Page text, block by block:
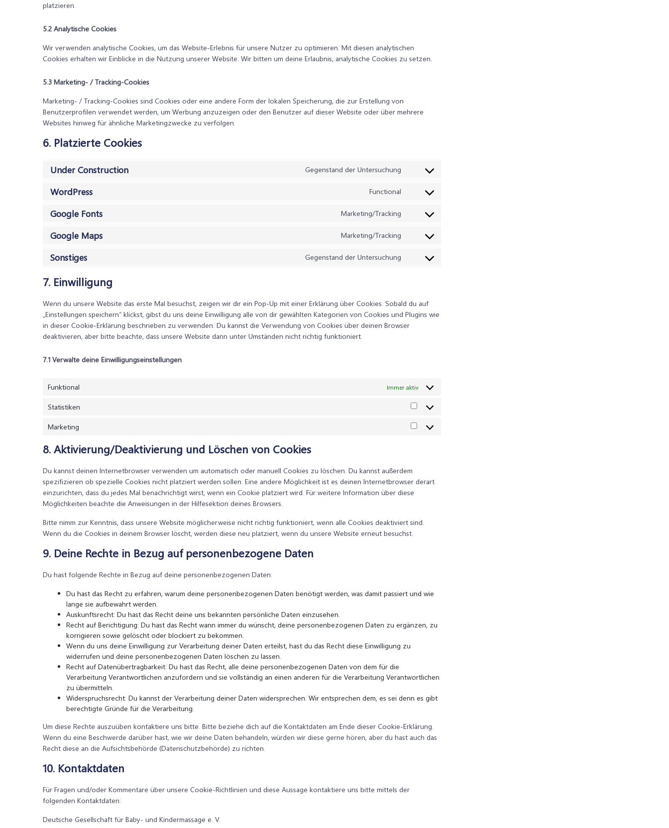
platzieren.
5.2 Analytische Cookies
Wir verwenden analytische Cookies, um das Website-Erlebnis für unsere Nutzer zu optimieren. Mit diesen analytischen
Cookies erhalten wir Einblicke in die Nutzung unserer Website. Wir bitten um deine Erlaubnis, analytische Cookies zu setzen.
5.3 Marketing- / Tracking-Cookies
Marketing- / Tracking-Cookies sind Cookies oder eine andere Form der lokalen Speicherung, die zur Erstellung von
Benutzerprofilen verwendet werden, um Werbung anzuzeigen oder den Benutzer auf dieser Website oder über mehrere
Websites hinweg für ähnliche Marketingzwecke zu verfolgen.
6. Platzierte Cookies
Under Construction Gegenstand der Untersuchung
Consent
service
construction
WordPress Functional
Consent
service
Google Fonts Marketing/Tracking
Consent
service
Google Maps Marketing/Tracking
Consent
service
Sonstiges Gegenstand der Untersuchung
Consent
7. Einwilligung
Wenn du unsere Website das erste Mal besuchst, zeigen wir dir ein Pop-Up mit einer Erklärung über Cookies. Sobald du auf
„Einstellungen speichern“ klickst, gibst du uns deine Einwilligung alle von dir gewählten Kategorien von Cookies und Plugins wie
in dieser Cookie-Erklärung beschrieben zu verwenden. Du kannst die Verwendung von Cookies über deinen Browser
deaktivieren, aber bitte beachte, dass unsere Website dann unter Umständen nicht richtig funktioniert.
7.1 Verwalte deine Einwilligungseinstellungen
Funktional Immer aktiv
Statistiken
Statistiken
Marketing
Marketing
8. Aktivierung/Deaktivierung und Löschen von Cookies
Du kannst deinen Internetbrowser verwenden um automatisch oder manuell Cookies zu löschen. Du kannst außerdem
spezifizieren ob spezielle Cookies nicht platziert werden sollen. Eine andere Möglichkeit ist es deinen Internetbrowser derart
einzurichten, dass du jedes Mal benachrichtigt wirst, wenn ein Cookie platziert wird. Für weitere Information über diese
Möglichkeiten beachte die Anweisungen in der Hilfesektion deines Browsers.
Bitte nimm zur Kenntnis, dass unsere Website möglicherweise nicht richtig funktioniert, wenn alle Cookies deaktiviert sind.
Wenn du die Cookies in deinem Browser löscht, werden diese neu platziert, wenn du unsere Website erneut besuchst.
9. Deine Rechte in Bezug auf personenbezogene Daten
Du hast folgende Rechte in Bezug auf deine personenbezogenen Daten:
Du hast das Recht zu erfahren, warum deine personenbezogenen Daten benötigt werden, was damit passiert und wie
lange sie aufbewahrt werden.
Auskunftsrecht: Du hast das Recht deine uns bekannten persönliche Daten einzusehen.
Recht auf Berichtigung: Du hast das Recht wann immer du wünscht, deine personenbezogenen Daten zu ergänzen, zu
korrigieren sowie gelöscht oder blockiert zu bekommen.
Wenn du uns deine Einwilligung zur Verarbeitung deiner Daten erteilst, hast du das Recht diese Einwilligung zu
widerrufen und deine personenbezogenen Daten löschen zu lassen.
Recht auf Datenübertragbarkeit: Du hast das Recht, alle deine personenbezogenen Daten von dem für die
Verarbeitung Verantwortlichen anzufordern und sie vollständig an einen anderen für die Verarbeitung Verantwortlichen
zu übermitteln.
Widerspruchsrecht: Du kannst der Verarbeitung deiner Daten widersprechen. Wir entsprechen dem, es sei denn es gibt
berechtigte Gründe für die Verarbeitung.
Um diese Rechte auszuüben kontaktiere uns bitte. Bitte beziehe dich auf die Kontaktdaten am Ende dieser Cookie-Erklärung.
Wenn du eine Beschwerde darüber hast, wie wir deine Daten behandeln, würden wir diese gerne hören, aber du hast auch das
Recht diese an die Aufsichtsbehörde (Datenschutzbehörde) zu richten.
10. Kontaktdaten
Für Fragen und/oder Kommentare über unsere Cookie-Richtlinien und diese Aussage kontaktiere uns bitte mittels der
folgenden Kontaktdaten:
Deutsche Gesellschaft für Baby- und Kindermassage e. V.